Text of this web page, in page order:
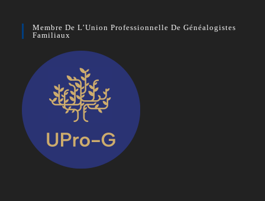
Membre De L’Union Professionnelle De Généalogistes
Familiaux